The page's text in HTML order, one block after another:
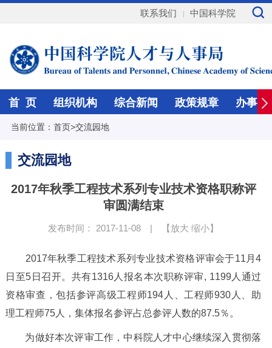
联系我们 中国科学院
首 页 组织机构 综合新闻 政策规章 办事指
当前位置： 首页>交流园地
交流园地
2017年秋季工程技术系列专业技术资格职称评
审圆满结束
发布时间： 2017-11-08 | 【放大 缩小】
2017年秋季工程技术系列专业技术资格评审会于11 月4
日至5 日召开。共有1316人报名本次职称评审, 1199 人通过
资格审查，包括参评高级工程师194 人、工程师930 人、助
理工程师75人，集体报名参评占总参评人数的87.5％。
为做好本次评审工作，中科院人才中心继续深入贯彻落